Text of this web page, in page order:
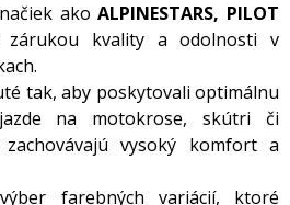
akoALPINESTARS, PILOT
kvality a odolnosti v
tak, aby poskytovali optimálnu
na motokrose, skútri či
vysoký komfort a
farebných variácií, ktoré